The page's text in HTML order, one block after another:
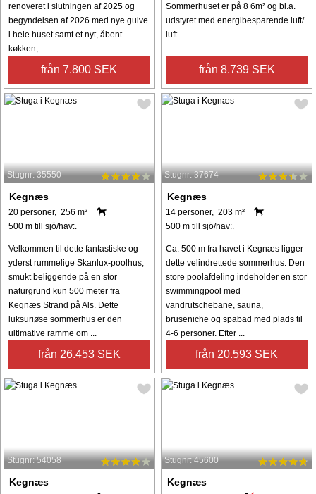
renoveret i slutningen af 2025 og
begyndelsen af 2026 med nye gulve
i hele huset samt et nyt, åbent
køkken, ...
från 7.800 SEK
Sommerhuset er på 8 6m² og bl.a.
udstyret med energibesparende luft/
luft ...
från 8.739 SEK
Stugnr: 35550
Kegnæs
20 personer, 256 m²
500 m till sjö/hav:.
Velkommen til dette fantastiske og
yderst rummelige Skanlux-poolhus,
smukt beliggende på en stor
naturgrund kun 500 meter fra
Kegnæs Strand på Als. Dette
luksuriøse sommerhus er den
ultimative ramme om ...
från 26.453 SEK
Stugnr: 37674
Kegnæs
14 personer, 203 m²
500 m till sjö/hav:.
Ca. 500 m fra havet i Kegnæs ligger
dette velindrettede sommerhus. Den
store poolafdeling indeholder en stor
swimmingpool med
vandrutschebane, sauna,
bruseniche og spabad med plads til
4-6 personer. Efter ...
från 20.593 SEK
Stugnr: 54058
Kegnæs
Stugnr: 45600
Kegnæs